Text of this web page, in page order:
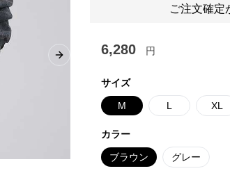
Next slide
ご注文確定
6,280 円
サイズ
M L XL
カラー
ブラウン グレー